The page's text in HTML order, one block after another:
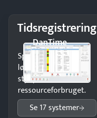
Tidsregistrering
DanTime
Spar tid på
lønberegning og få
styr på
ressourceforbruget.
Se 17 systemer